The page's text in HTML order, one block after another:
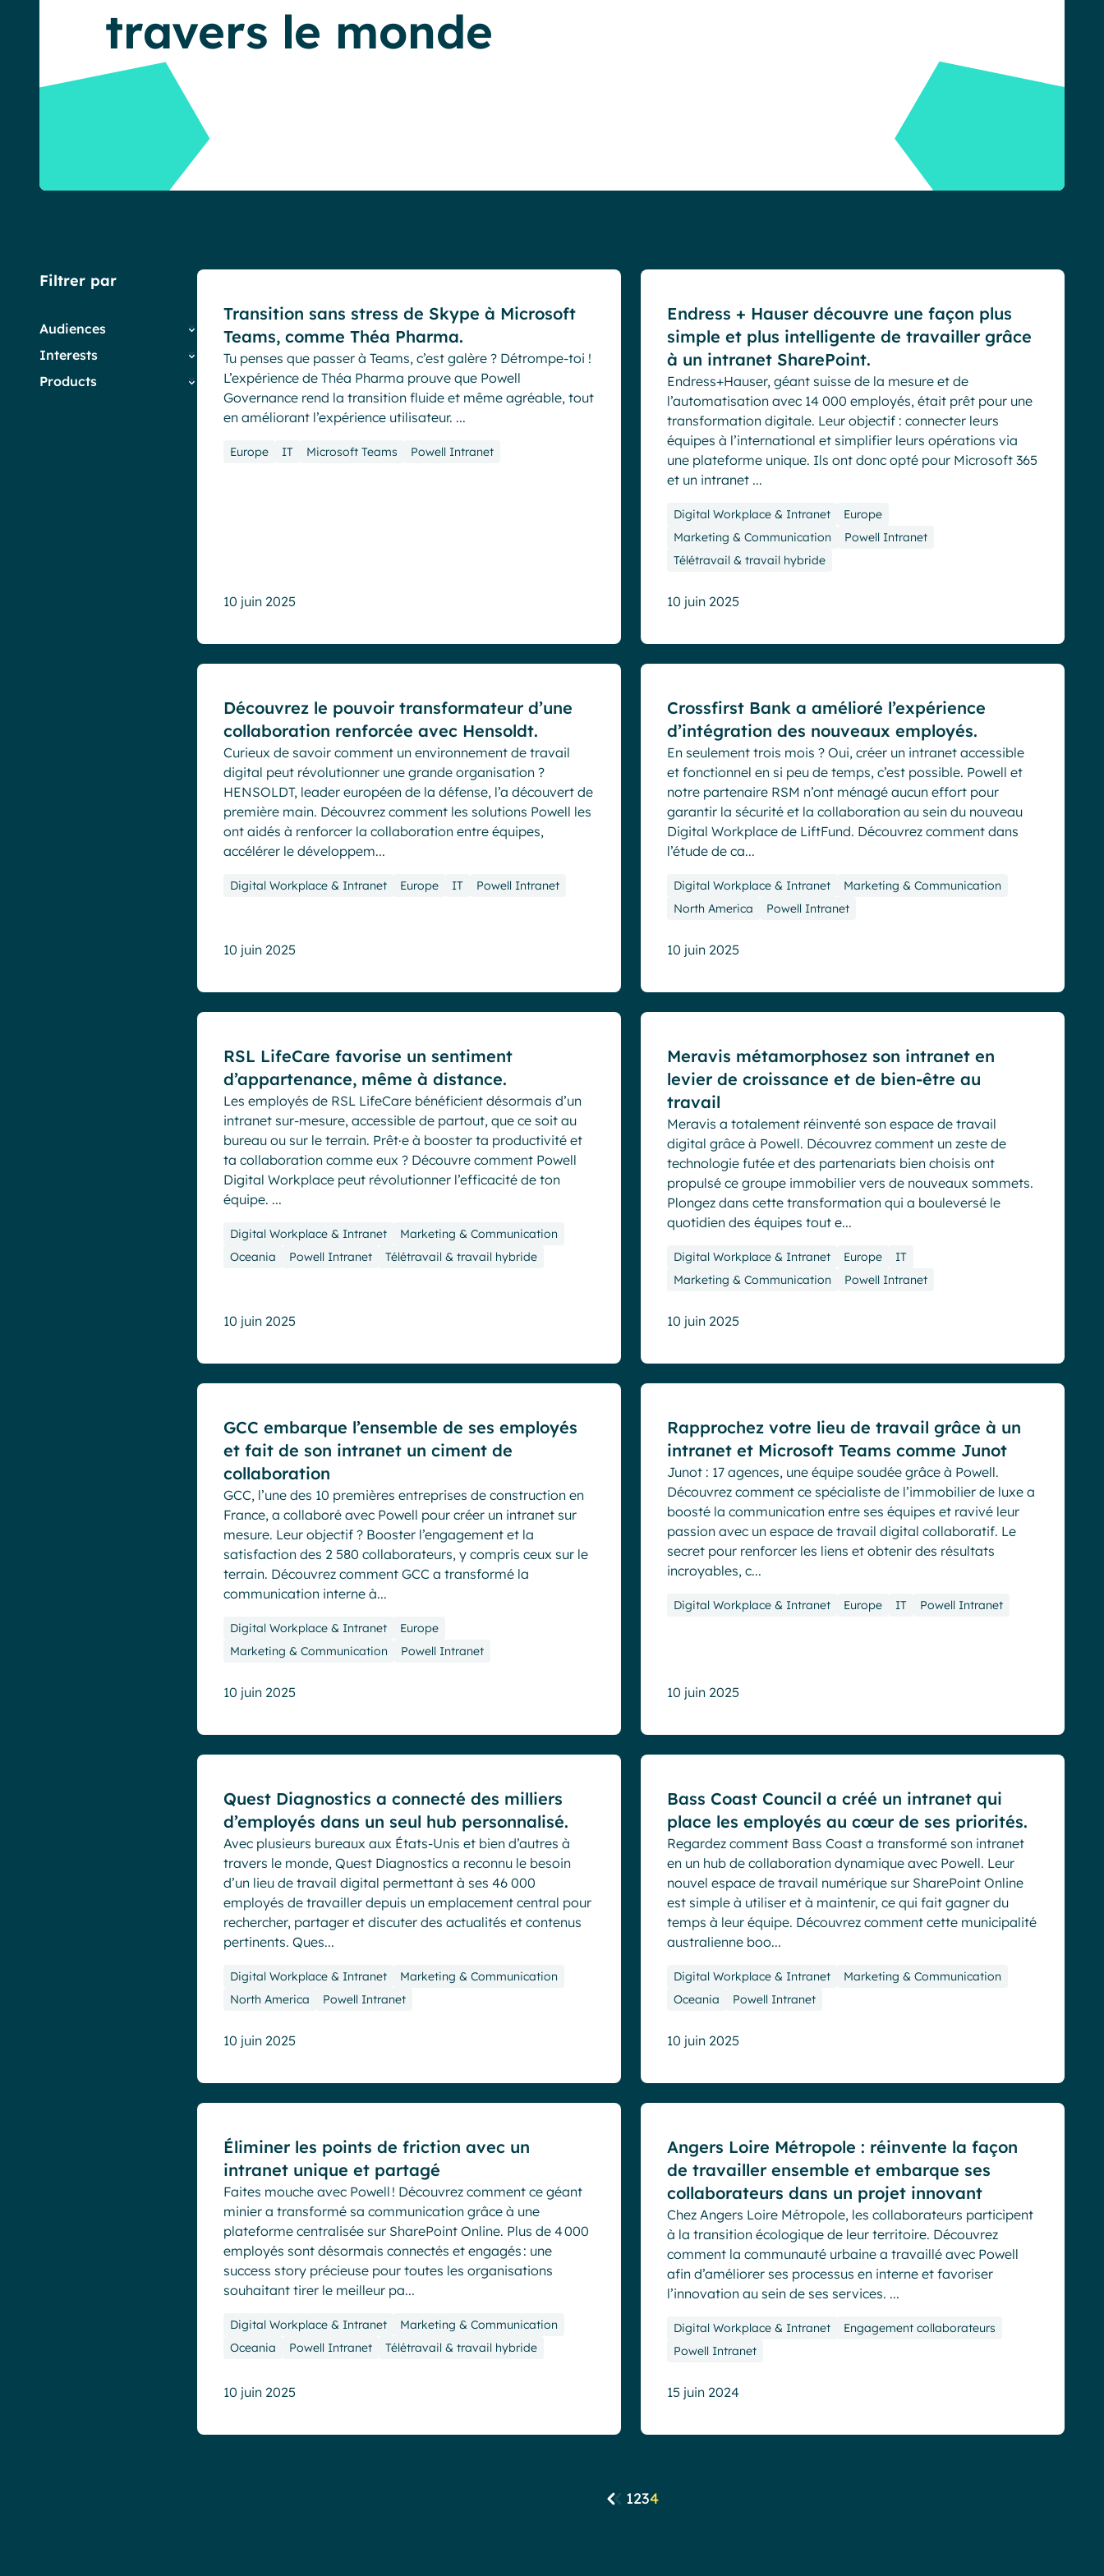
Deutsch
travers le monde
Filtrer par
Audiences
Collaborateurs
IT
Interests
Actus Powell
Products
Transition sans stress de Skype à Microsoft
Teams, comme Théa Pharma.
Tu penses que passer à Teams, c’est galère ? Détrompe-toi !
L’expérience de Théa Pharma prouve que Powell
Governance rend la transition fluide et même agréable, tout
en améliorant l’expérience utilisateur. ...
Europe IT Microsoft Teams Powell Intranet
10 juin 2025
Endress + Hauser découvre une façon plus
simple et plus intelligente de travailler grâce
à un intranet SharePoint.
Endress+Hauser, géant suisse de la mesure et de
l’automatisation avec 14 000 employés, était prêt pour une
transformation digitale. Leur objectif : connecter leurs
équipes à l’international et simplifier leurs opérations via
une plateforme unique. Ils ont donc opté pour Microsoft 365
et un intranet ...
Digital Workplace & Intranet
Europe
Marketing & Communication
Powell Intranet
Télétravail & travail hybride
10 juin 2025
Découvrez le pouvoir transformateur d’une
collaboration renforcée avec Hensoldt.
Curieux de savoir comment un environnement de travail
digital peut révolutionner une grande organisation ?
HENSOLDT, leader européen de la défense, l’a découvert de
première main. Découvrez comment les solutions Powell les
ont aidés à renforcer la collaboration entre équipes,
accélérer le développem...
Digital Workplace & Intranet Europe IT Powell Intranet
10 juin 2025
Crossfirst Bank a amélioré l’expérience
d’intégration des nouveaux employés.
En seulement trois mois ? Oui, créer un intranet accessible
et fonctionnel en si peu de temps, c’est possible. Powell et
notre partenaire RSM n’ont ménagé aucun effort pour
garantir la sécurité et la collaboration au sein du nouveau
Digital Workplace de LiftFund. Découvrez comment dans
l’étude de ca...
Digital Workplace & Intranet
Marketing & Communication
North America
Powell Intranet
10 juin 2025
RSL LifeCare favorise un sentiment
d’appartenance, même à distance.
Les employés de RSL LifeCare bénéficient désormais d’un
intranet sur-mesure, accessible de partout, que ce soit au
bureau ou sur le terrain. Prêt·e à booster ta productivité et
ta collaboration comme eux ? Découvre comment Powell
Digital Workplace peut révolutionner l’efficacité de ton
équipe. ...
Digital Workplace & Intranet
Marketing & Communication
Oceania
Powell Intranet Télétravail & travail hybride
10 juin 2025
Meravis métamorphosez son intranet en
levier de croissance et de bien-être au
travail
Meravis a totalement réinventé son espace de travail
digital grâce à Powell. Découvrez comment un zeste de
technologie futée et des partenariats bien choisis ont
propulsé ce groupe immobilier vers de nouveaux sommets.
Plongez dans cette transformation qui a bouleversé le
quotidien des équipes tout e...
Digital Workplace & Intranet Europe
IT
Marketing & Communication
Powell Intranet
10 juin 2025
GCC embarque l’ensemble de ses employés
et fait de son intranet un ciment de
collaboration
GCC, l’une des 10 premières entreprises de construction en
France, a collaboré avec Powell pour créer un intranet sur
mesure. Leur objectif ? Booster l’engagement et la
satisfaction des 2 580 collaborateurs, y compris ceux sur le
terrain. Découvrez comment GCC a transformé la
communication interne à...
Digital Workplace & Intranet
Europe
Marketing & Communication
Powell Intranet
10 juin 2025
Rapprochez votre lieu de travail grâce à un
intranet et Microsoft Teams comme Junot
Junot : 17 agences, une équipe soudée grâce à Powell.
Découvrez comment ce spécialiste de l’immobilier de luxe a
boosté la communication entre ses équipes et ravivé leur
passion avec un espace de travail digital collaboratif. Le
secret pour renforcer les liens et obtenir des résultats
incroyables, c...
Digital Workplace & Intranet Europe IT Powell Intranet
10 juin 2025
Quest Diagnostics a connecté des milliers
d’employés dans un seul hub personnalisé.
Avec plusieurs bureaux aux États-Unis et bien d’autres à
travers le monde, Quest Diagnostics a reconnu le besoin
d’un lieu de travail digital permettant à ses 46 000
employés de travailler depuis un emplacement central pour
rechercher, partager et discuter des actualités et contenus
pertinents. Ques...
Digital Workplace & Intranet
Marketing & Communication
North America
Powell Intranet
10 juin 2025
Bass Coast Council a créé un intranet qui
place les employés au cœur de ses priorités.
Regardez comment Bass Coast a transformé son intranet
en un hub de collaboration dynamique avec Powell. Leur
nouvel espace de travail numérique sur SharePoint Online
est simple à utiliser et à maintenir, ce qui fait gagner du
temps à leur équipe. Découvrez comment cette municipalité
australienne boo...
Digital Workplace & Intranet
Marketing & Communication
Oceania
Powell Intranet
10 juin 2025
Éliminer les points de friction avec un
intranet unique et partagé
Faites mouche avec Powell ! Découvrez comment ce géant
minier a transformé sa communication grâce à une
plateforme centralisée sur SharePoint Online. Plus de 4 000
employés sont désormais connectés et engagés : une
success story précieuse pour toutes les organisations
souhaitant tirer le meilleur pa...
Digital Workplace & Intranet
Marketing & Communication
Oceania
Powell Intranet Télétravail & travail hybride
10 juin 2025
Angers Loire Métropole : réinvente la façon
de travailler ensemble et embarque ses
collaborateurs dans un projet innovant
Chez Angers Loire Métropole, les collaborateurs participent
à la transition écologique de leur territoire. Découvrez
comment la communauté urbaine a travaillé avec Powell
afin d’améliorer ses processus en interne et favoriser
l’innovation au sein de ses services. ...
Digital Workplace & Intranet
Engagement collaborateurs
Powell Intranet
15 juin 2024
1234